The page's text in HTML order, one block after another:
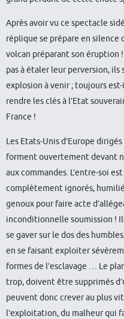
Après avoir vu ce spectacle
réplique se prépare en silence
volcan préparant son éruption
pas à étaler leur perversion, ils
explosion à venir ; toujours
rendre les clés à l’Etat
France !
Les Etats-Unis d’Europe
forment ouvertement devant
aux commandes. L’entre-soi
complètement ignorés,
genoux pour faire acte
inconditionnelle soumission !
se gaver sur le dos des
en se faisant exploiter
formes de l’esclavage … Le
trop, doivent être supprimés
peuvent donc crever au plus
l’exploitation, du malheur qui